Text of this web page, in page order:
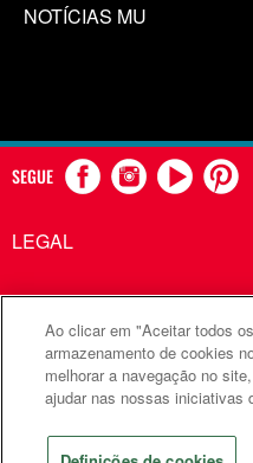
NOTÍCIAS MU
SEGUE
LEGAL
Comunicações Metodistas
©2026 Comunicações
Ao clicar em "Aceitar todos
armazenamento de cookies
melhorar a navegação no
ajudar nas nossas iniciativas